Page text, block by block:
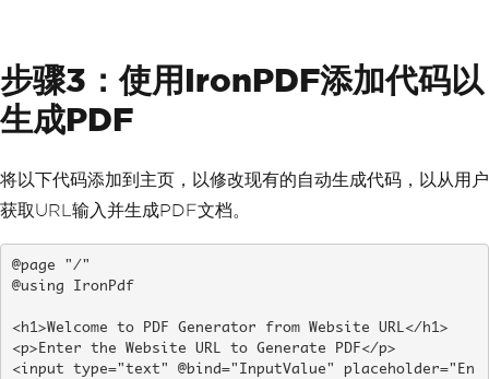
步骤3：使用IronPDF添加代码以
生成PDF
将以下代码添加到主页，以修改现有的自动生成代码，以从用户
获取URL输入并生成PDF文档。
@page "/"
@using IronPdf
<h1>Welcome to PDF Generator from Website URL</h1>
<p>Enter the Website URL to Generate PDF</p>
<input type="text" @bind="InputValue" placeholder="En